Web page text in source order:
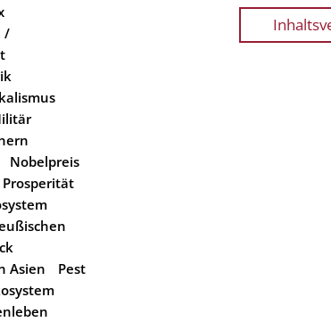
/
Nobelpreis
Asien
Pest